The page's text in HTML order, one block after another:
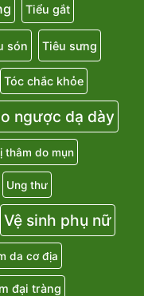
Tiểu gắt
són Tiêu sưng
Tóc chắc khỏe
ngược dạ dày
thâm do mụn
Ung thư
Vệ sinh phụ nữ
da cơ địa
đại tràng